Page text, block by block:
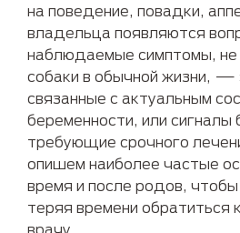
на поведение, повадки,
владельца появляются
наблюдаемые симптомы,
собаки в обычной жизни, —
связанные с актуальным
беременности, или сигналы
требующие срочного
опишем наиболее частые
время и после родов, чтобы
теряя времени обратиться
врачу.